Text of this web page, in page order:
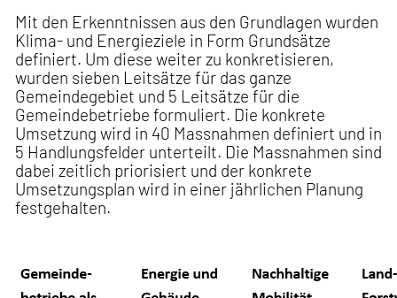
Mit den Erkenntnissen aus den Grundlagen wurden
Klima- und Energieziele in Form Grundsätze
definiert. Um diese weiter zu konkretisieren,
wurden sieben Leitsätze für das ganze
Gemeindegebiet und 5 Leitsätze für die
Gemeindebetriebe formuliert. Die konkrete
Umsetzung wird in 40 Massnahmen definiert und in
5 Handlungsfelder unterteilt. Die Massnahmen sind
dabei zeitlich priorisiert und der konkrete
Umsetzungsplan wird in einer jährlichen Planung
festgehalten.